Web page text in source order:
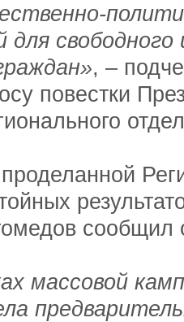
для свободного
, –
повестки
сообщил
массовой